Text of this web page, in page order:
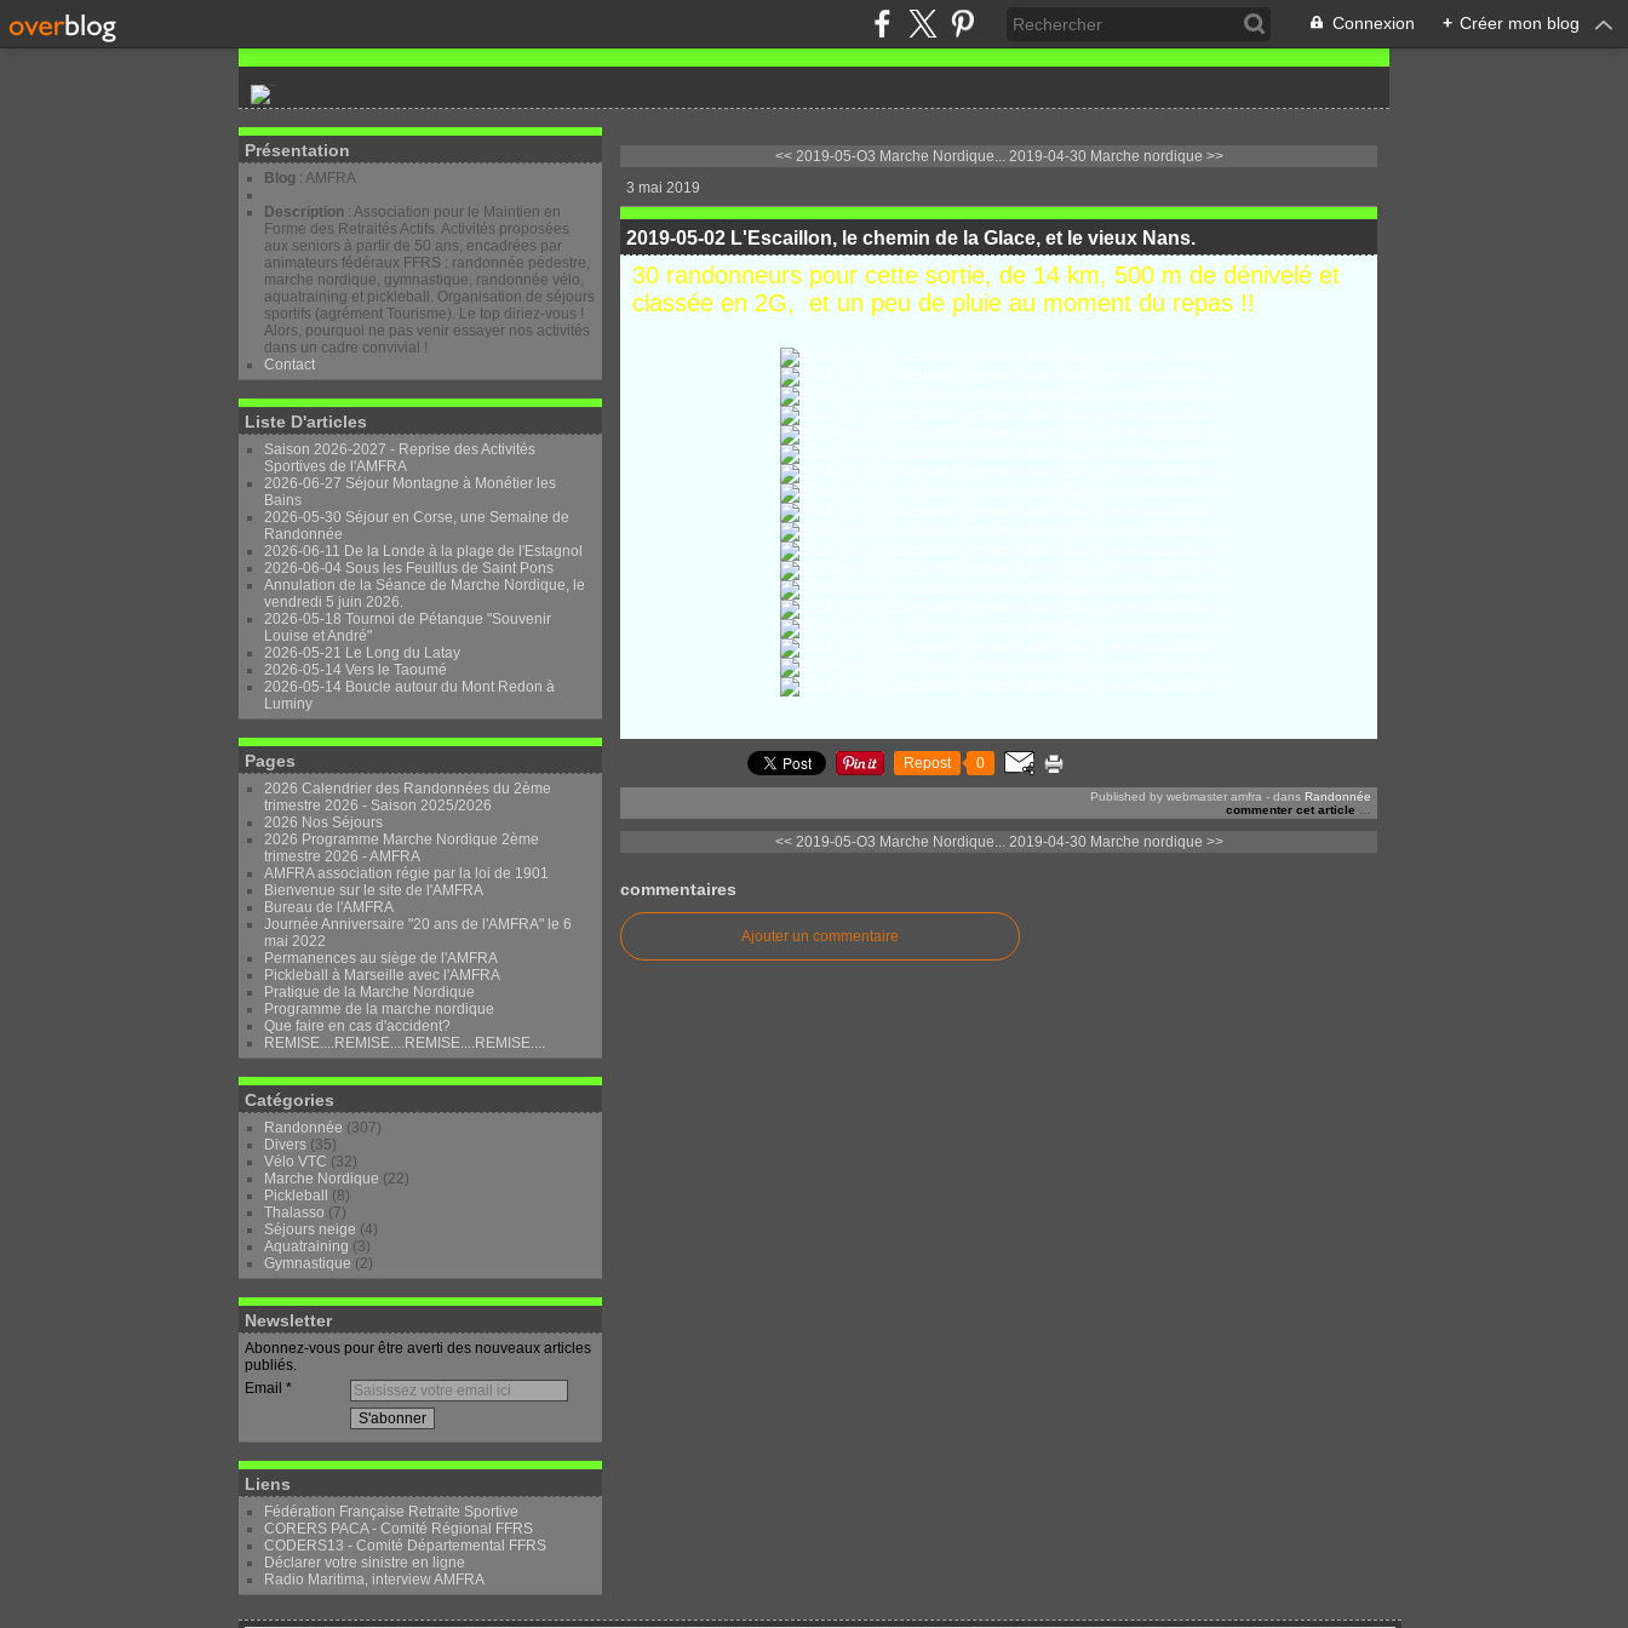
Connexion + Créer mon blog
Présentation
Blog : AMFRA
Description : Association pour le Maintien en
Forme des Retraités Actifs. Activités proposées
aux seniors à partir de 50 ans, encadrées par
animateurs fédéraux FFRS : randonnée pédestre,
marche nordique, gymnastique, randonnée vélo,
aquatraining et pickleball. Organisation de séjours
sportifs (agrément Tourisme). Le top diriez-vous !
Alors, pourquoi ne pas venir essayer nos activités
dans un cadre convivial !
Contact
Liste D'articles
Saison 2026-2027 - Reprise des Activités
Sportives de l'AMFRA
2026-06-27 Séjour Montagne à Monétier les
Bains
2026-05-30 Séjour en Corse, une Semaine de
Randonnée
2026-06-11 De la Londe à la plage de l'Estagnol
2026-06-04 Sous les Feuillus de Saint Pons
Annulation de la Séance de Marche Nordique, le
vendredi 5 juin 2026.
2026-05-18 Tournoi de Pétanque "Souvenir
Louise et André"
2026-05-21 Le Long du Latay
2026-05-14 Vers le Taoumé
2026-05-14 Boucle autour du Mont Redon à
Luminy
Pages
2026 Calendrier des Randonnées du 2ème
trimestre 2026 - Saison 2025/2026
2026 Nos Séjours
2026 Programme Marche Nordique 2ème
trimestre 2026 - AMFRA
AMFRA association régie par la loi de 1901
Bienvenue sur le site de l'AMFRA
Bureau de l'AMFRA
Journée Anniversaire "20 ans de l'AMFRA" le 6
mai 2022
Permanences au siège de l'AMFRA
Pickleball à Marseille avec l'AMFRA
Pratique de la Marche Nordique
Programme de la marche nordique
Que faire en cas d'accident?
REMISE....REMISE....REMISE....REMISE....
Catégories
Randonnée (307)
Divers (35)
Vélo VTC (32)
Marche Nordique (22)
Pickleball
(8)
Thalasso (7)
Séjours neige (4)
Aquatraining (3)
Gymnastique (2)
Newsletter
Abonnez-vous pour être averti des nouveaux articles
publiés.
Email
Liens
Fédération Française Retraite Sportive
CORERS PACA - Comité Régional FFRS
CODERS13 - Comité Départemental FFRS
Déclarer votre sinistre en ligne
Radio Maritima, interview AMFRA
<< 2019-05-O3 Marche Nordique... 2019-04-30 Marche nordique >>
3 mai 2019
2019-05-02 L'Escaillon, le chemin de la Glace, et le vieux Nans.
30 randonneurs pour cette sortie, de 14 km, 500 m de dénivelé et
classée en 2G, et un peu de pluie au moment du repas !!
Repost 0
Published by webmaster amfra - dans Randonnée
commenter cet article
<< 2019-05-O3 Marche Nordique... 2019-04-30 Marche nordique >>
commentaires
Ajouter un commentaire